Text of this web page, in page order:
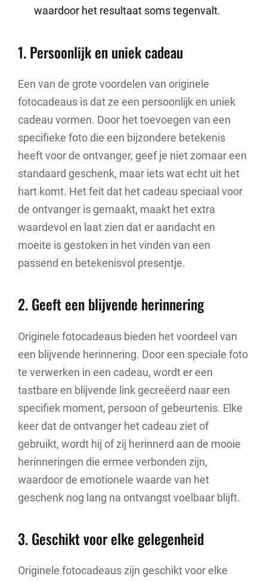
waardoor het resultaat soms tegenvalt.
1. Persoonlijk en uniek cadeau
Een van de grote voordelen van originele
fotocadeaus is dat ze een persoonlijk en uniek
cadeau vormen. Door het toevoegen van een
specifieke foto die een bijzondere betekenis
heeft voor de ontvanger, geef je niet zomaar een
standaard geschenk, maar iets wat echt uit het
hart komt. Het feit dat het cadeau speciaal voor
de ontvanger is gemaakt, maakt het extra
waardevol en laat zien dat er aandacht en
moeite is gestoken in het vinden van een
passend en betekenisvol presentje.
2. Geeft een blijvende herinnering
Originele fotocadeaus bieden het voordeel van
een blijvende herinnering. Door een speciale foto
te verwerken in een cadeau, wordt er een
tastbare en blijvende link gecreëerd naar een
specifiek moment, persoon of gebeurtenis. Elke
keer dat de ontvanger het cadeau ziet of
gebruikt, wordt hij of zij herinnerd aan de mooie
herinneringen die ermee verbonden zijn,
waardoor de emotionele waarde van het
geschenk nog lang na ontvangst voelbaar blijft.
3. Geschikt voor elke gelegenheid
Originele fotocadeaus zijn geschikt voor elke